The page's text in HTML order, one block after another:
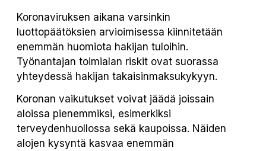
Koronaviruksen aikana varsinkin
luottopäätöksien arvioimisessa kiinnitetään
enemmän huomiota hakijan tuloihin.
Työnantajan toimialan riskit ovat suorassa
yhteydessä hakijan takaisinmaksukykyyn.
Koronan vaikutukset voivat jäädä joissain
aloissa pienemmiksi, esimerkiksi
terveydenhuollossa sekä kaupoissa. Näiden
alojen kysyntä kasvaa enemmän